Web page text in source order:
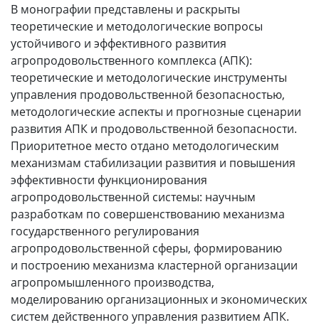
В монографии представлены и раскрыты
теоретические и методологические вопросы
устойчивого и эффективного развития
агропродовольственного комплекса (АПК):
теоретические и методологические инструменты
управления продовольственной безопасностью,
методологические аспекты и прогнозные сценарии
развития АПК и продовольственной безопасности.
Приоритетное место отдано методологическим
механизмам стабилизации развития и повышения
эффективности функционирования
агропродовольственной системы: научным
разработкам по совершенствованию механизма
государственного регулирования
агропродовольственной сферы, формированию
и построению механизма кластерной организации
агропромышленного производства,
моделированию организационных и экономических
систем действенного управления развитием АПК.